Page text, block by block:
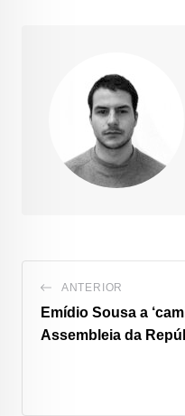
ANTERIOR
Emídio Sousa a
Assembleia da